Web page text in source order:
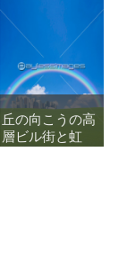
丘の向こうの高
層ビル街と虹
丘の向こうの高
層ビル街と虹